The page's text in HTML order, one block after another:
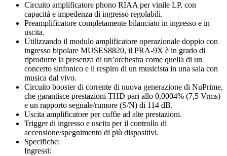
Circuito amplificatore phono RIAA per vinile LP, con
capacità e impedenza di ingresso regolabili.
Preamplificatore completamente bilanciato in ingresso e in
uscita.
Utilizzando il modulo amplificatore operazionale doppio con
ingresso bipolare MUSES8820, il PRA-9X è in grado di
riprodurre la presenza di un’orchestra come quella di un
concerto sinfonico e il respiro di un musicista in una sala con
musica dal vivo.
Circuito booster di corrente di nuova generazione di NuPrime,
che garantisce prestazioni THD pari allo 0,0004% (7,5 Vrms)
e un rapporto segnale/rumore (S/N) di 114 dB.
Uscita amplificatore per cuffie ad alte prestazioni.
Trigger di ingresso e uscita per il controllo di
accensione/spegnimento di più dispositivi.
Specifiche:
Ingressi: